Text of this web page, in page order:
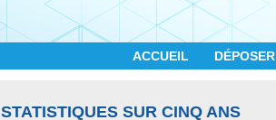
ACCUEIL DÉPOSER
STATISTIQUES SUR CINQ ANS